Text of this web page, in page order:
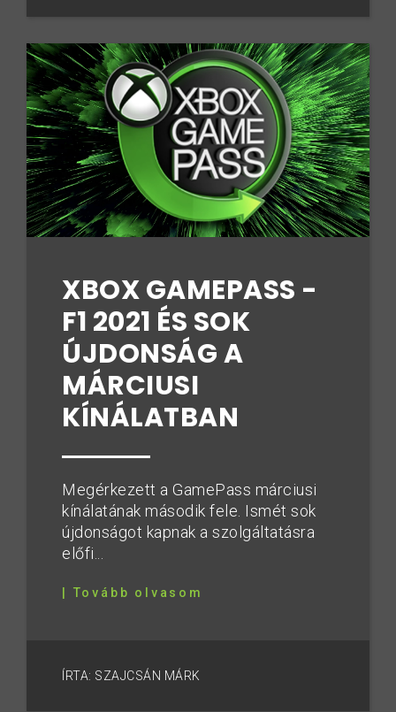
XBOX GAMEPASS -
F1 2021 ÉS SOK
ÚJDONSÁG A
MÁRCIUSI
KÍNÁLATBAN
Megérkezett a GamePass márciusi
kínálatának második fele. Ismét sok
újdonságot kapnak a szolgáltatásra
előfi...
| Tovább olvasom
ÍRTA: SZAJCSÁN MÁRK